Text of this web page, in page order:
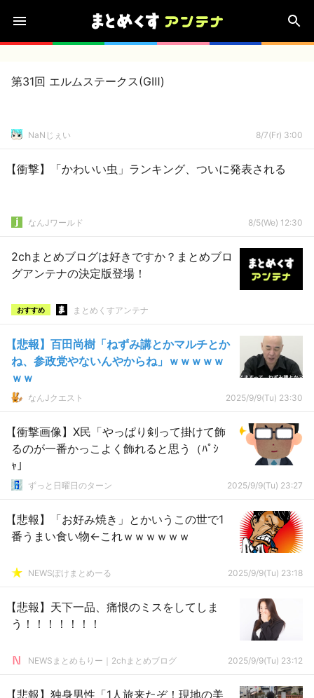
第31回 エルムステークス(GⅢ)
NaNじぇい 8/7(Fr) 3:00
【衝撃】「かわいい虫」ランキング、ついに発表される
なんJワールド 8/5(We) 12:30
2chまとめブログは好きですか？まとめブロ
グアンテナの決定版登場！
おすすめ まとめくすアンテナ
【悲報】百田尚樹「ねずみ講とかマルチとか
ね、参政党やないんやからね」ｗｗｗｗｗ
ｗｗ
なんJクエスト 2025/9/9(Tu) 23:30
【衝撃画像】X民「やっぱり剣って掛けて飾
るのが一番かっこよく飾れると思う（ﾊﾟｼ
ｬ」
ずっと日曜日のターン 2025/9/9(Tu) 23:27
【悲報】「お好み焼き」とかいうこの世で1
番うまい食い物←これｗｗｗｗｗｗ
NEWSぽけまとめーる 2025/9/9(Tu) 23:18
【悲報】天下一品、痛恨のミスをしてしま
う！！！！！！！
NEWSまとめもりー｜2chまとめブログ 2025/9/9(Tu) 23:12
【悲報】独身男性「1人旅来たぞ！現地の美